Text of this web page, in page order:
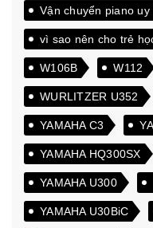
Vận chuyển piano uy
vì sao nên cho trẻ
W106B W112
WURLITZER U352
YAMAHA C3
YAMAHA HQ300SX
YAMAHA U300
YAMAHA U30BiC